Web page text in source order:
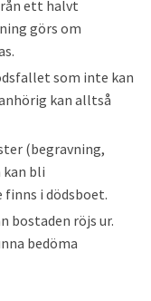
ett halvt
görs om
som inte kan
kan alltså
(begravning,
bli
i dödsboet.
bostaden röjs ur.
bedöma